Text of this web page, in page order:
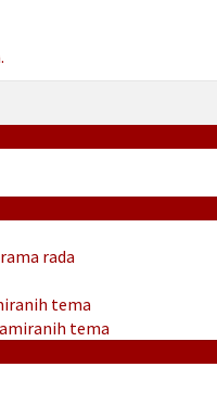
rada
tema
tema